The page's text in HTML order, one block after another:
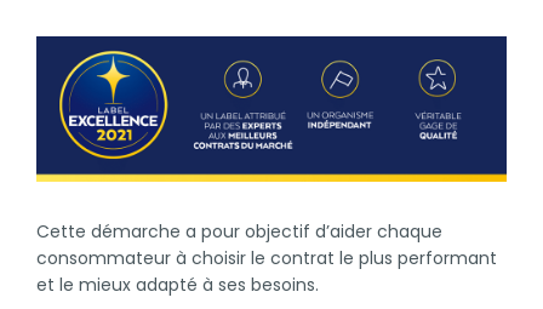
Cette démarche a pour objectif d’aider chaque
consommateur à choisir le contrat le plus performant
et le mieux adapté à ses besoins.